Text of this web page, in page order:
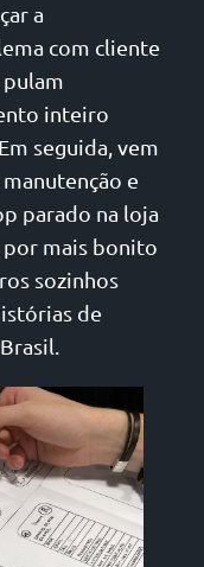
a
com cliente
inteiro
seguida, vem
e
parado na loja
por mais bonito
sozinhos
de